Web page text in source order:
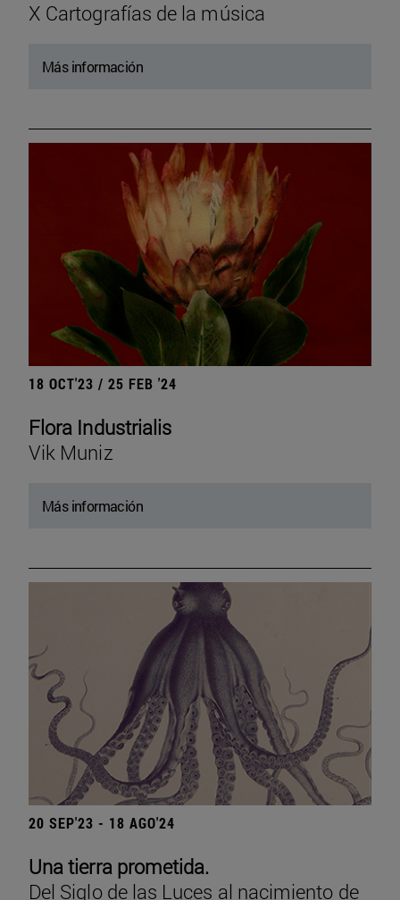
X Cartografías de la música
Más información
18 OCT'23 / 25 FEB '24
Flora Industrialis
Vik Muniz
Más información
20 SEP'23 - 18 AGO'24
Una tierra prometida.
Del Siglo de las Luces al nacimiento de